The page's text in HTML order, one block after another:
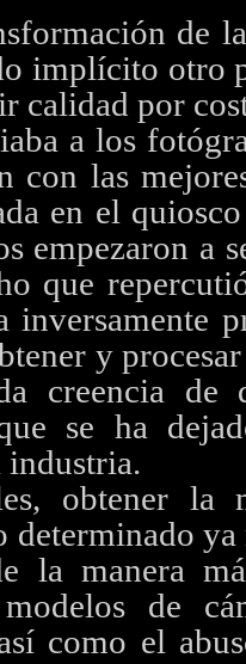
de
implícito otro
calidad por
a los
con las
en el quiosco
empezaron a
que
inversamente
y
creencia
se ha
industria.
obtener la
determinado ya
la manera
de
como el